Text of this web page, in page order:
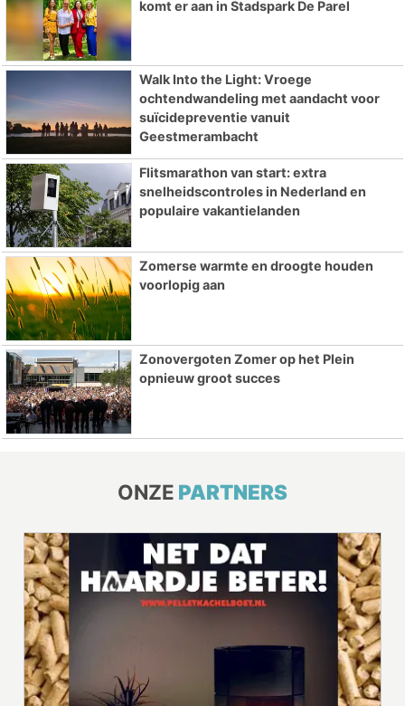
komt er aan in Stadspark De Parel
Walk Into the Light: Vroege
ochtendwandeling met aandacht voor
suïcidepreventie vanuit
Geestmerambacht
Flitsmarathon van start: extra
snelheidscontroles in Nederland en
populaire vakantielanden
Zomerse warmte en droogte houden
voorlopig aan
Zonovergoten Zomer op het Plein
opnieuw groot succes
ONZE PARTNERS